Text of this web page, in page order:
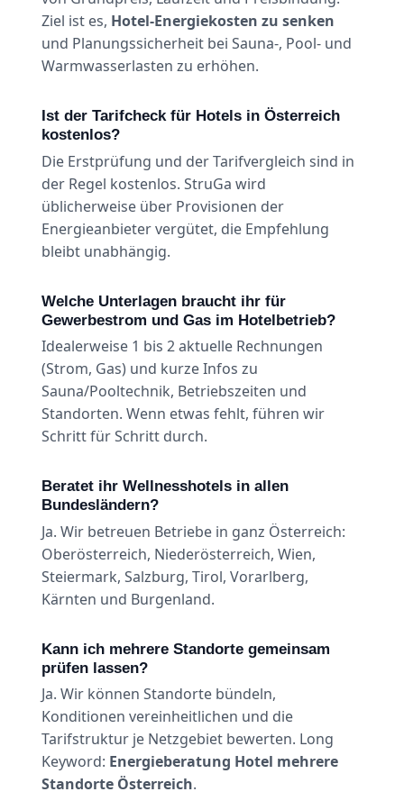
Ziel ist es, Hotel-Energiekosten zu senken
und Planungssicherheit bei Sauna-, Pool- und
Warmwasserlasten zu erhöhen.
Ist der Tarifcheck für Hotels in Österreich
kostenlos?
Die Erstprüfung und der Tarifvergleich sind in
der Regel kostenlos. StruGa wird
üblicherweise über Provisionen der
Energieanbieter vergütet, die Empfehlung
bleibt unabhängig.
Welche Unterlagen braucht ihr für
Gewerbestrom und Gas im Hotelbetrieb?
Idealerweise 1 bis 2 aktuelle Rechnungen
(Strom, Gas) und kurze Infos zu
Sauna/Pooltechnik, Betriebszeiten und
Standorten. Wenn etwas fehlt, führen wir
Schritt für Schritt durch.
Beratet ihr Wellnesshotels in allen
Bundesländern?
Ja. Wir betreuen Betriebe in ganz Österreich:
Oberösterreich, Niederösterreich, Wien,
Steiermark, Salzburg, Tirol, Vorarlberg,
Kärnten und Burgenland.
Kann ich mehrere Standorte gemeinsam
prüfen lassen?
Ja. Wir können Standorte bündeln,
Konditionen vereinheitlichen und die
Tarifstruktur je Netzgebiet bewerten. Long
Keyword: Energieberatung Hotel mehrere
Standorte Österreich.